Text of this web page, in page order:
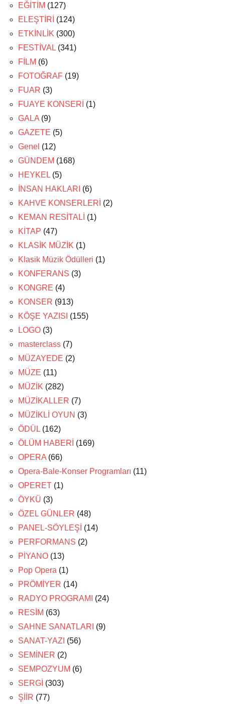
EĞİTİM (127)
ELEŞTİRİ (124)
ETKİNLİK (300)
FESTİVAL (341)
FİLM (6)
FOTOĞRAF (19)
FUAR (3)
FUAYE KONSERİ (1)
GALA (9)
GAZETE (5)
Genel (12)
GÜNDEM (168)
HEYKEL (5)
İNSAN HAKLARI (6)
KAHVE KONSERLERİ (2)
KEMAN RESİTALİ (1)
KİTAP (47)
KLASİK MÜZİK (1)
Klasik Müzik Ödülleri (1)
KONFERANS (3)
KONGRE (4)
KONSER (913)
KÖŞE YAZISI (155)
LOGO (3)
masterclass (7)
MÜZAYEDE (2)
MÜZE (11)
MÜZİK (282)
MÜZİKALLER (7)
MÜZİKLİ OYUN (3)
ÖDÜL (162)
ÖLÜM HABERİ (169)
OPERA (66)
Opera-Bale-Konser Programları (11)
OPERET (1)
ÖYKÜ (3)
ÖZEL GÜNLER (48)
PANEL-SÖYLEŞİ (14)
PERFORMANS (2)
PİYANO (13)
Pop Opera (1)
PRÖMİYER (14)
RADYO PROGRAMI
(24)
RESİM (63)
SAHNE SANATLARI (9)
SANAT-YAZI (56)
SEMİNER (2)
SEMPOZYUM (6)
SERGİ (303)
ŞİİR (77)